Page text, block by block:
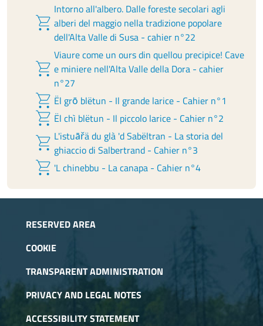
shopping_cart
Intorno all'albero. Dalle foreste secolari agli
alberi del maggio nella tradizione popolare
dell'Alta Valle di Susa - cahier n°22
shopping_cart
Viaure come un ours din quellou precipice! Cave
e miniere nell'Alta Valle della Dora - cahier
n°27
shopping_cart Ël grō blëtun - Il grande larice - Cahier n°1
shopping_cart Ël chì blëtun - Il piccolo larice - Cahier n°2
shopping_cart L'istuāřä du glà 'd Sabëltran - La storia del
ghiaccio di Salbertrand - Cahier n°3
shopping_cart 'L chinebbu - La canapa - Cahier n°4
RESERVED AREA
COOKIE
TRANSPARENT ADMINISTRATION
PRIVACY AND LEGAL NOTES
ACCESSIBILITY STATEMENT